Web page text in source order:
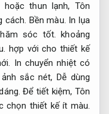
thun lạnh, Tôn
cách. Bền màu. In lụa
sóc tốt. khoảng
hợp với cho thiết kế
In chuyển nhiệt có
sắc nét, Dễ dùng
Để tiết kiệm, Tôn
chọn thiết kế ít màu.